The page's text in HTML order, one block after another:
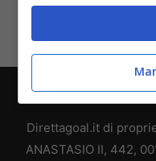
Chi siamo-
Direttagoal.it di
ANASTASIO II, 442,